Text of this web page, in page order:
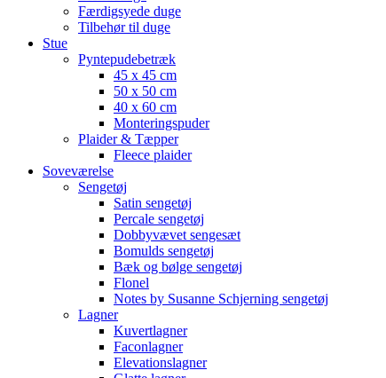
Færdigsyede duge
Tilbehør til duge
Stue
Pyntepudebetræk
45 x 45 cm
50 x 50 cm
40 x 60 cm
Monteringspuder
Plaider & Tæpper
Fleece plaider
Soveværelse
Sengetøj
Satin sengetøj
Percale sengetøj
Dobbyvævet sengesæt
Bomulds sengetøj
Bæk og bølge sengetøj
Flonel
Notes by Susanne Schjerning sengetøj
Lagner
Kuvertlagner
Faconlagner
Elevationslagner